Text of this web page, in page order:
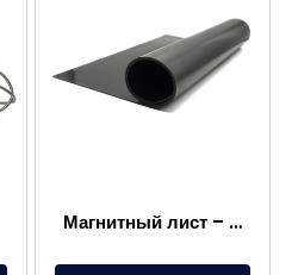
Магнитный лист – Для пола – Безопасный для пищевых продуктов